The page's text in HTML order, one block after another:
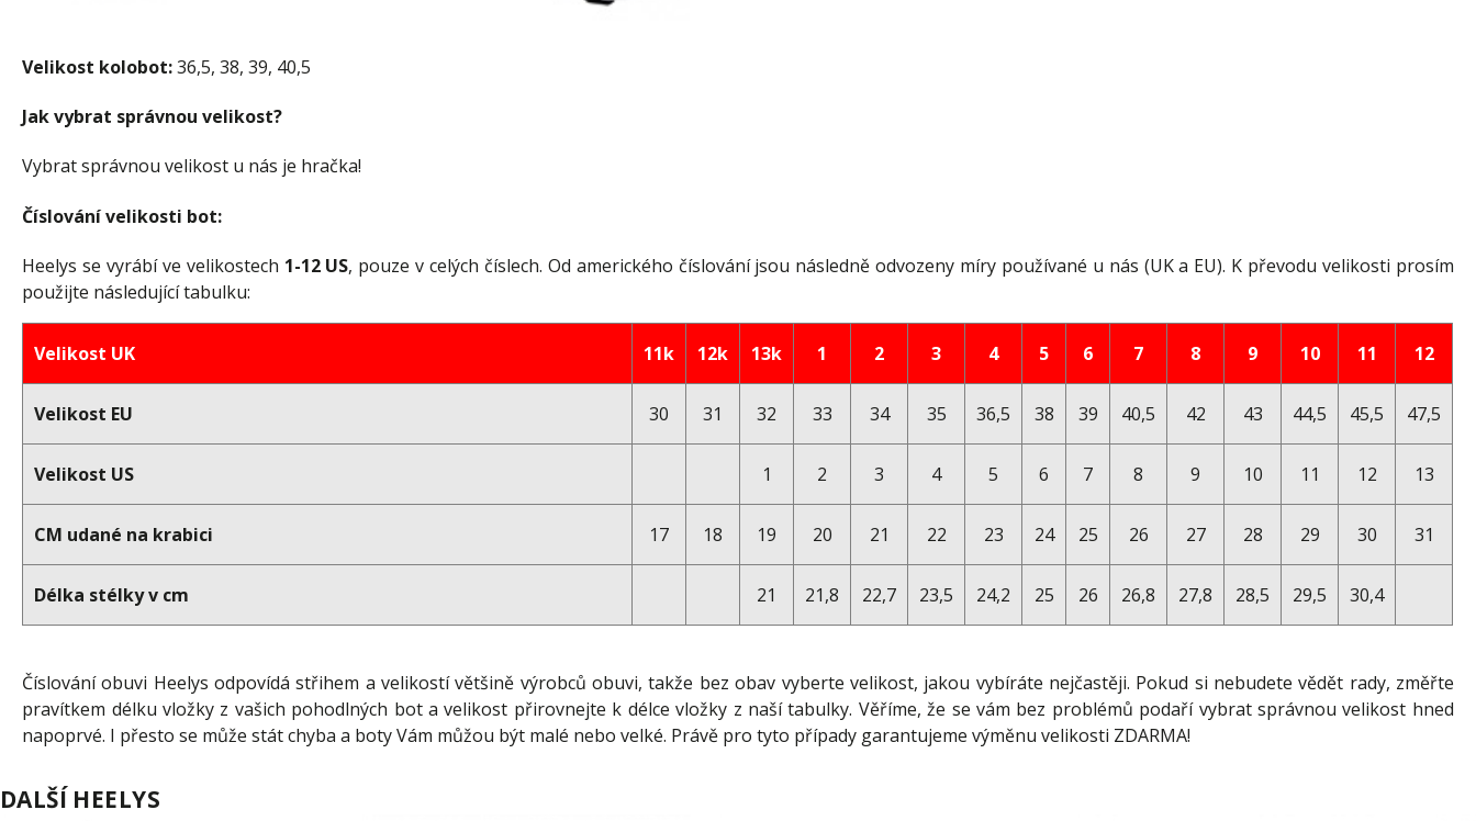
Velikost kolobot:36,5, 38, 39, 40,5
Jak vybrat správnou velikost?
Vybrat správnou velikost u nás je hračka!
Číslování velikosti bot:
Heelys se vyrábí ve velikostech 1-12 US, pouze v celých číslech. Od amerického číslování jsou následně odvozeny míry používané u nás (UK a EU). K převodu velikosti prosím
použijte následující tabulku:
Velikost UK 11k 12k 13k 1 2 3 4 5 6 7 8 9 10 11 12
Velikost EU 30 31 32 33 34 35 36,5 38 39 40,5 42 43 44,5 45,5 47,5
Velikost US 1 2 3 4 5 6 7 8 9 10 11 12 13
CM udané na krabici 17 18 19 20 21 22 23 24 25 26 27 28 29 30 31
Délka stélky v cm 21 21,8 22,7 23,5 24,2 25 26 26,8 27,8 28,5 29,5 30,4
Číslování obuvi Heelys odpovídá střihem a velikostí většině výrobců obuvi, takže bez obav vyberte velikost, jakou vybíráte nejčastěji. Pokud si nebudete vědět rady, změřte
pravítkem délku vložky z vašich pohodlných bot a velikost přirovnejte k délce vložky z naší tabulky. Věříme, že se vám bez problémů podaří vybrat správnou velikost hned
napoprvé. I přesto se může stát chyba a boty Vám můžou být malé nebo velké. Právě pro tyto případy garantujeme výměnu velikosti ZDARMA!
DALŠÍ HEELYS